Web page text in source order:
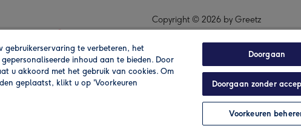
Copyright © 2026 by Greetz
Alle prijzen zijn inclusief btw en andere
gebruikerservaring te verbeteren, het
inhoud aan te bieden. Door
u akkoord met het gebruik van cookies. Om
geplaatst, klikt u op 'Voorkeuren
Doorgaan
Doorgaan zonder
Voorkeuren